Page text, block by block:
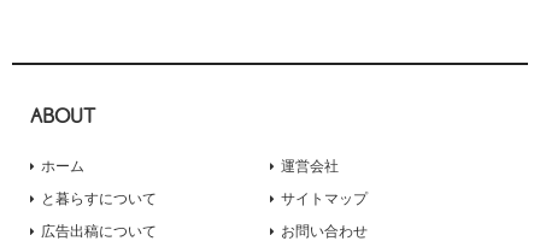
ABOUT
ホーム
と暮らすについて
広告出稿について
運営会社
サイトマップ
お問い合わせ